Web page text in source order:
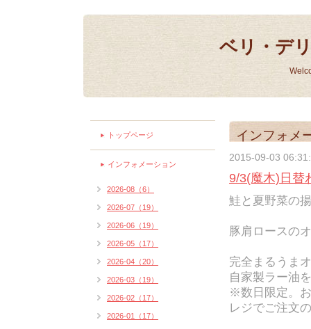
ベリ・デ
インフォメ
2015-09-03
9/3(魔木)日替
鮭と夏野菜の
豚肩ロースの
完全まるうま
自家製ラー油
※数日限定。
レジでご注文
トップページ
インフォメーション
2026-08（6）
2026-07（19）
2026-06（19）
2026-05（17）
2026-04（20）
2026-03（19）
2026-02（17）
2026-01（17）